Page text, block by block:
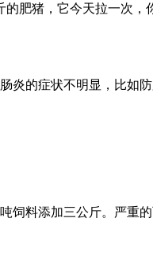
猪，它今天拉一次，
的症状不明显，比如防
料添加三公斤。严重的